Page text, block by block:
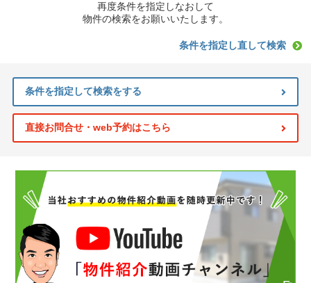
再度条件を指定しなおして
物件の検索をお願いいたします。
条件を指定し直して検索
条件を指定して検索をする
直接お問合せ・web予約はこちら